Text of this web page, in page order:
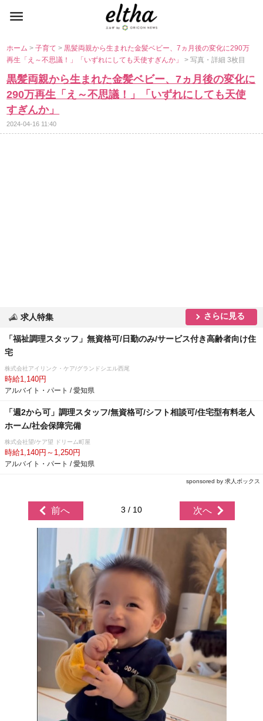
ホーム>子育て>黒髪両親から生まれた金髪ベビー、7ヵ月後の変化に290万
再生「え～不思議！」「いずれにしても天使すぎんか」> 写真・詳細 3枚目
黒髪両親から生まれた金髪ベビー、7ヵ月後の変化に
290万再生「え～不思議！」「いずれにしても天使
すぎんか」
2024-04-16 11:40
求人特集 さらに見る
「福祉調理スタッフ」無資格可/日勤のみ/サービス付き高齢者向け住
宅
株式会社アイリンク・ケア/グランドシエル西尾
時給1,140円
アルバイト・パート / 愛知県
「週2から可」調理スタッフ/無資格可/シフト相談可/住宅型有料老人
ホーム/社会保障完備
株式会社望/ケア望 ドリーム町屋
時給1,140円～1,250円
アルバイト・パート / 愛知県
sponsored by 求人ボックス
前へ 3 / 10 次へ